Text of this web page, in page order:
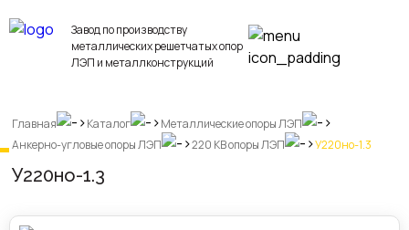
Завод по производству
металлических решетчатых опор
ЛЭП и металлконструкций
Главная Каталог
Металлические опоры ЛЭП
Анкерно-угловые опоры ЛЭП
220 КВ опоры ЛЭП У220но-1.3
У220но-1.3